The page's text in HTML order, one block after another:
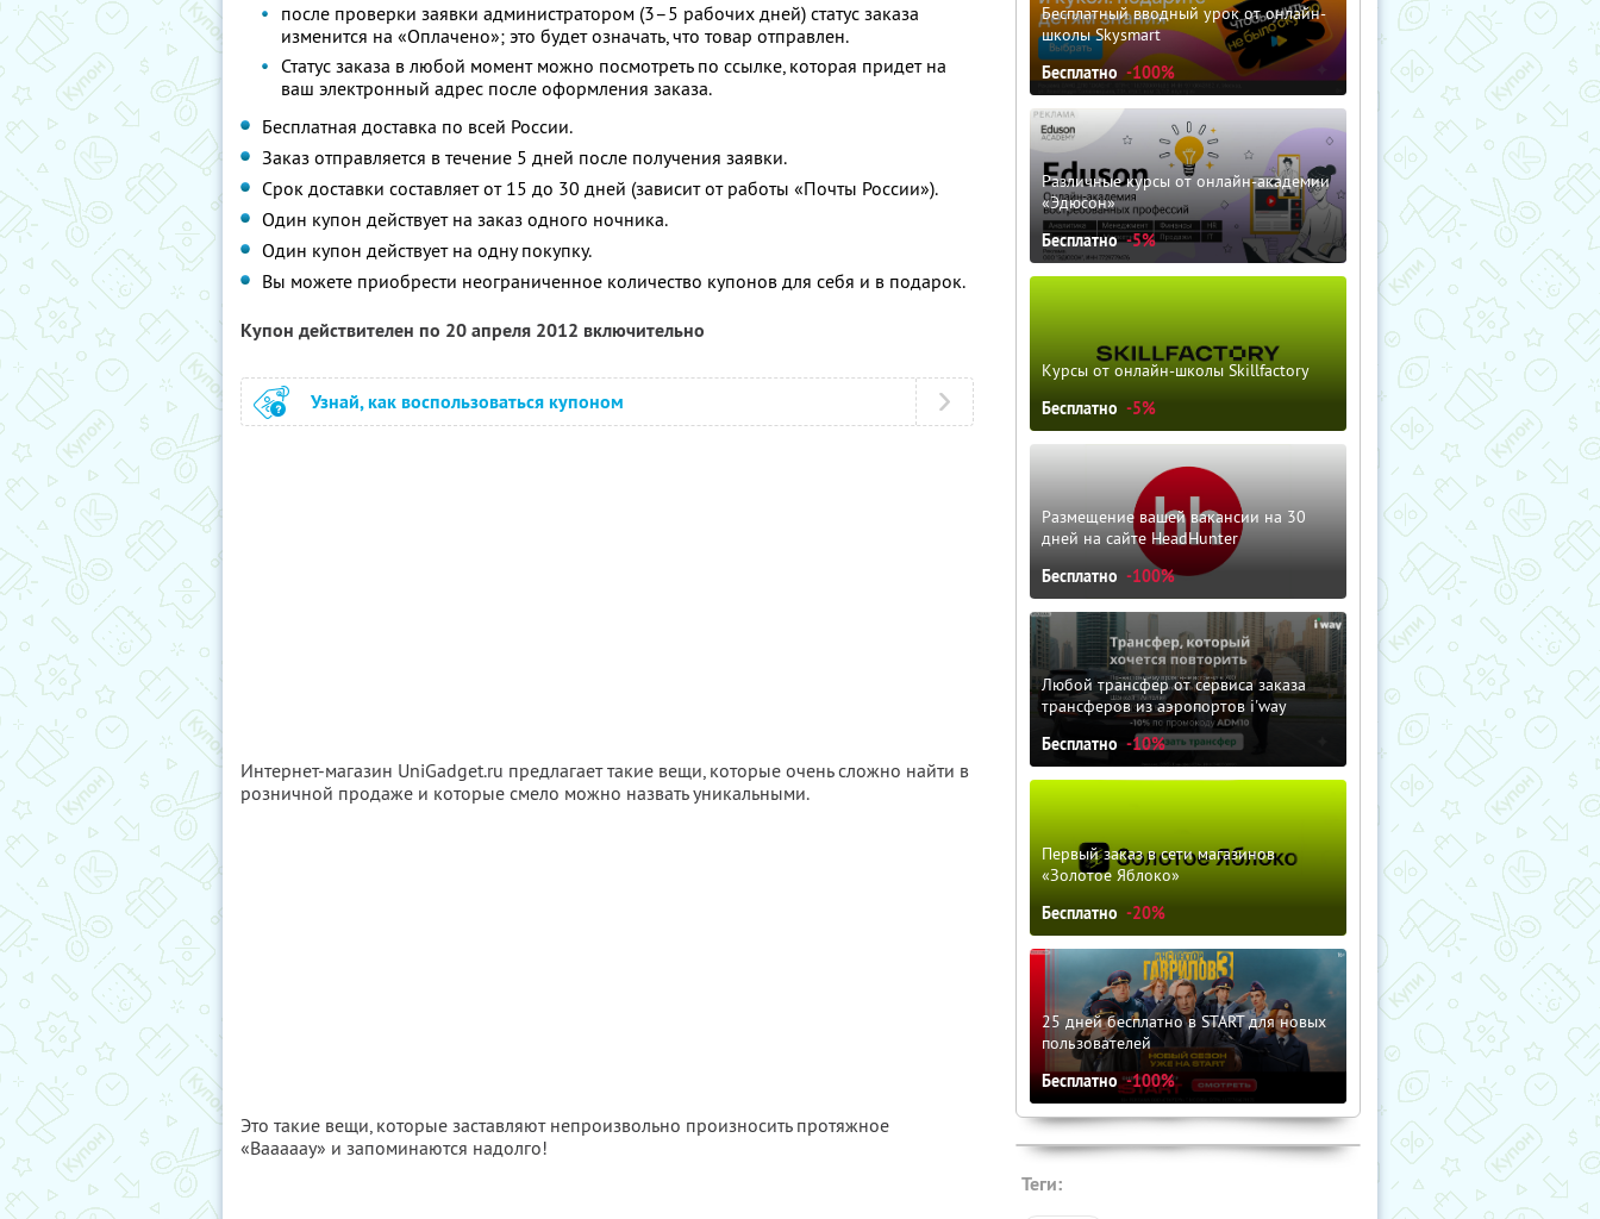
после проверки заявки администратором (3–5 рабочих дней) статус заказа
изменится на «Оплачено»; это будет означать, что товар отправлен.
Статус заказа в любой момент можно посмотреть по ссылке, которая придет на
ваш электронный адрес после оформления заказа.
Бесплатная доставка по всей России.
Заказ отправляется в течение 5 дней после получения заявки.
Срок доставки составляет от 15 до 30 дней (зависит от работы «Почты России»).
Один купон действует на заказ одного ночника.
Один купон действует на одну покупку.
Вы можете приобрести неограниченное количество купонов для себя и в подарок.
Купон действителен по 20 апреля 2012 включительно
Узнай, как воспользоваться купоном
Интернет-магазин UniGadget.ru предлагает такие вещи, которые очень сложно найти в
розничной продаже и которые смело можно назвать уникальными.
Это такие вещи, которые заставляют непроизвольно произносить протяжное
«Вааааау» и запоминаются надолго!
Бесплатный вводный урок от онлайн-
школы Skysmart
Бесплатно -100%
Различные курсы от онлайн-академии
«Эдюсон»
Бесплатно -5%
Курсы от онлайн-школы Skillfactory
Бесплатно -5%
Размещение вашей вакансии на 30
дней на сайте HeadHunter
Бесплатно -100%
Любой трансфер от сервиса заказа
трансферов из аэропортов i'way
Бесплатно -10%
Первый заказ в сети магазинов
«Золотое Яблоко»
Бесплатно -20%
25 дней бесплатно в START для новых
пользователей
Бесплатно -100%
Теги: